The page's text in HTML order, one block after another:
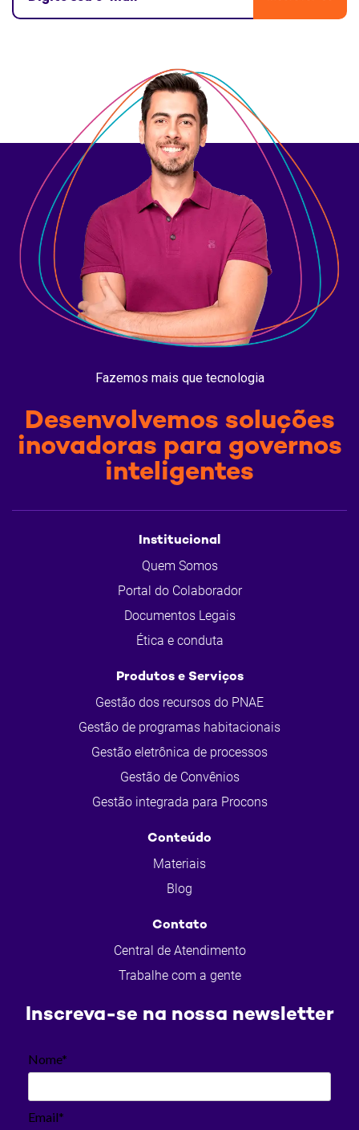
Fazemos mais que tecnologia
Desenvolvemos soluções
inovadoras para governos
inteligentes
Institucional
Quem Somos
Portal do Colaborador
Documentos Legais
Ética e conduta
Produtos e Serviços
Gestão dos recursos do PNAE
Gestão de programas habitacionais
Gestão eletrônica de processos
Gestão de Convênios
Gestão integrada para Procons
Conteúdo
Materiais
Blog
Contato
Central de Atendimento
Trabalhe com a gente
Inscreva-se na nossa newsletter
Nome*
Email*